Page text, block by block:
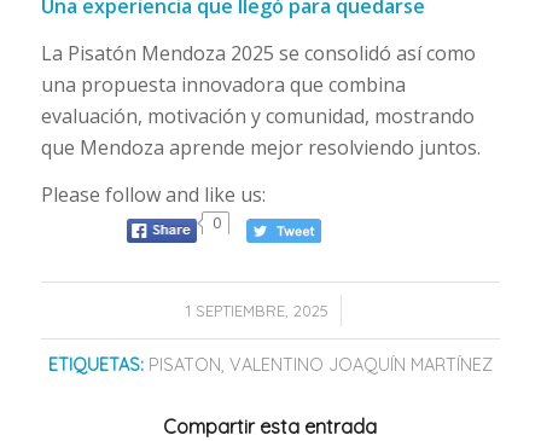
Una experiencia que llegó para quedarse
La Pisatón Mendoza 2025 se consolidó así como
una propuesta innovadora que combina
evaluación, motivación y comunidad, mostrando
que Mendoza aprende mejor resolviendo juntos.
Please follow and like us:
0
1 SEPTIEMBRE, 2025
/
ETIQUETAS: PISATON, VALENTINO JOAQUÍN MARTÍNEZ
Compartir esta entrada